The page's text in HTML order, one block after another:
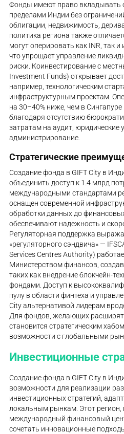
Фонды имеют право вкладывать
пределами Индии без
облигации, недвижимость,
политика региона также
могут оперировать как INR, так
что упрощает управление
риски. Коинвестирование с
Investment Funds) открывает
например, технологическим
инфраструктурным проектам.
на 30–40% ниже, чем в
благодаря отсутствию
затратам на аудит, юридические
администрирование.
Стратегические
Создание фонда в GIFT City в
объединить доступ к 1.4 млрд
международными стандартами
оснащен современной
обработки данных до
обеспечивают надежность и
Регуляторная поддержка
«регуляторного сэндвича» —
Services Centres Authority)
Министерством финансов,
таких как внедрение блокчейн-
фондами. Доступ к
пулу в области финтеха и
City альтернативой лидерам
Для фондов, желающих
становится стратегическим
возможности с глобальными
Инвестиционные
Создание фонда в GIFT City в
возможности для реализации
инвестиционных стратегий,
локальным рынкам. Этот
международный финансовый
сочетать инновационные